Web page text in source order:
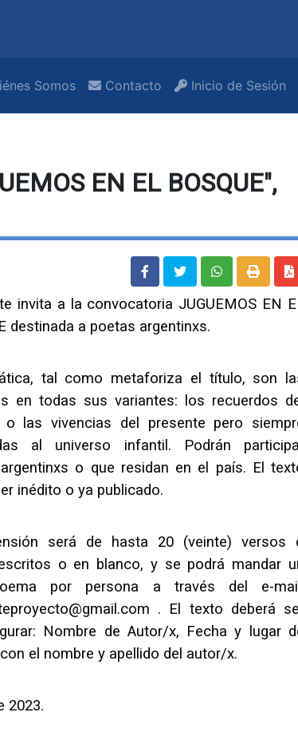
Somos Contacto Inicio de Sesión
EN EL BOSQUE",
invita a la convocatoria JUGUEMOS EN
destinada a poetas argentinxs.
tal como metaforiza el título, son
en todas sus variantes: los recuerdos
o las vivencias del presente pero
al universo infantil. Podrán
o que residan en el país. El
inédito o ya publicado.
será de hasta 20 (veinte) versos
o en blanco, y se podrá mandar
por persona a través del e-
. El texto deberá
Nombre de Autor/x, Fecha y lugar
el nombre y apellido del autor/x.
2023.